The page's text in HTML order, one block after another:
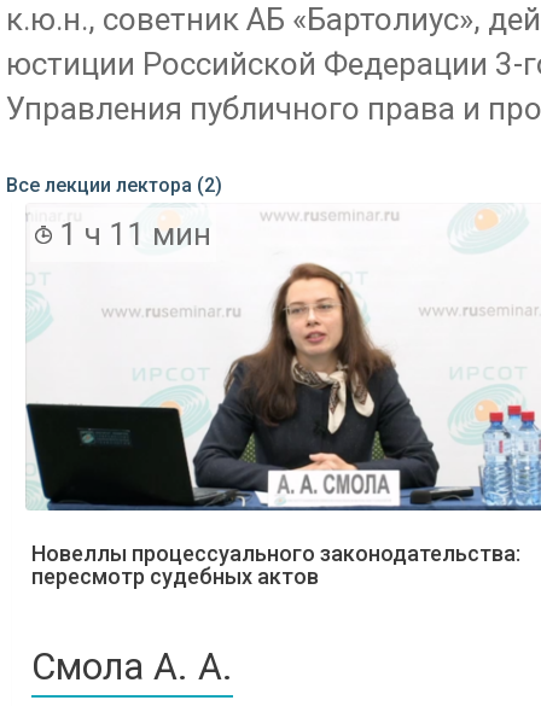
к.ю.н., советник АБ «Бартолиус»,
юстиции Российской Федерации 3-
Управления публичного права и
Все лекции лектора (2)
1 ч 11 мин
Новеллы процессуального законодательства:
пересмотр судебных актов
Смола А. А.